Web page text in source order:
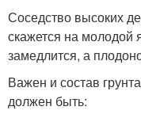
Соседство высоких
скажется на молодой
замедлится, а
Важен и состав
должен быть: